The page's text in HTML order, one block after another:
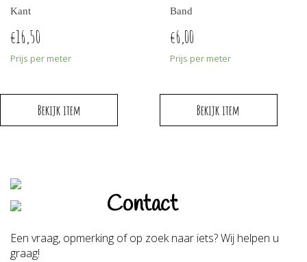
Kant
€16,50
Prijs per meter
Bekijk item
Band
€6,00
Prijs per meter
Bekijk item
Contact
Een vraag, opmerking of op zoek naar iets? Wij helpen u
graag!